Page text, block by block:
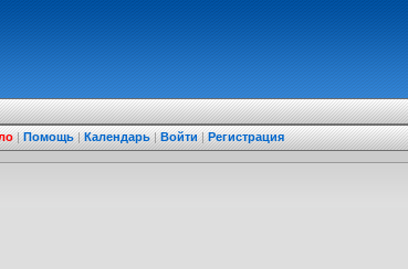
|Помощь|Календарь|Войти|Регистрация